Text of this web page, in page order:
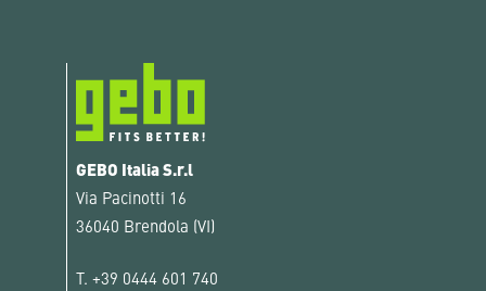
GEBO Italia S.r.l
Via Pacinotti 16
36040 Brendola (VI)
T. +39 0444 601 740